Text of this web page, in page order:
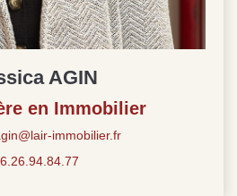
AGIN
en Immobilier
immobilier.fr